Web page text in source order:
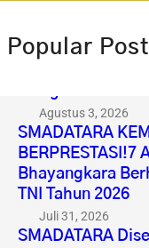
h
Popular
Selamat &
2026
Mengabdi untuk
Agustus 3, 2026
SMADATARA
BERPRESTASI!7
Bhayangkara
TNI Tahun 2026
Juli 31, 2026
SMADATARA